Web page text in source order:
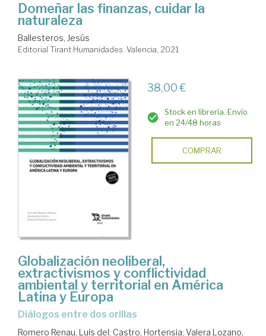
Domeñar las finanzas, cuidar la
naturaleza
Ballesteros, Jesús
Editorial Tirant Humanidades. Valencia, 2021
38,00 €
Stock en librería. Envío
en 24/48 horas
COMPRAR
Globalización neoliberal,
extractivismos y conflictividad
ambiental y territorial en América
Latina y Europa
diálogos entre dos orillas
Romero Renau, Luis del; Castro, Hortensia; Valera Lozano,